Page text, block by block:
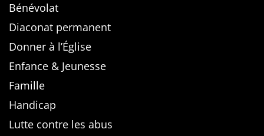
Bénévolat
Diaconat permanent
Donner à l’Église
Enfance & Jeunesse
Famille
Handicap
Lutte contre les abus